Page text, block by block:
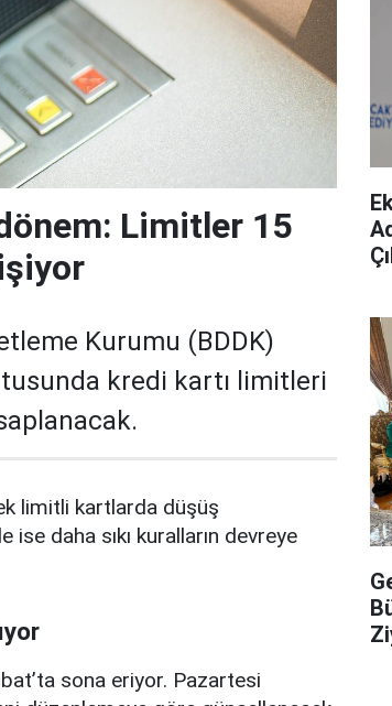
Limitler 15
Kurumu (BDDK)
kredi kartı limitleri
limitli kartlarda düşüş
ise daha sıkı kuralların devreye
sona eriyor. Pazartesi